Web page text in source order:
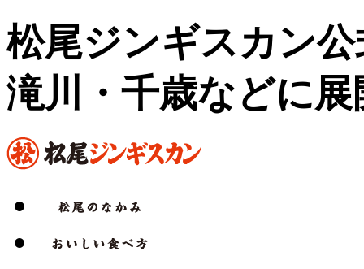
松尾ジンギスカン
滝川・千歳などに展